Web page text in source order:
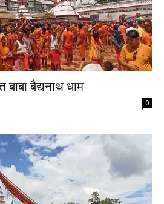
बाबा बैद्यनाथ धाम
0